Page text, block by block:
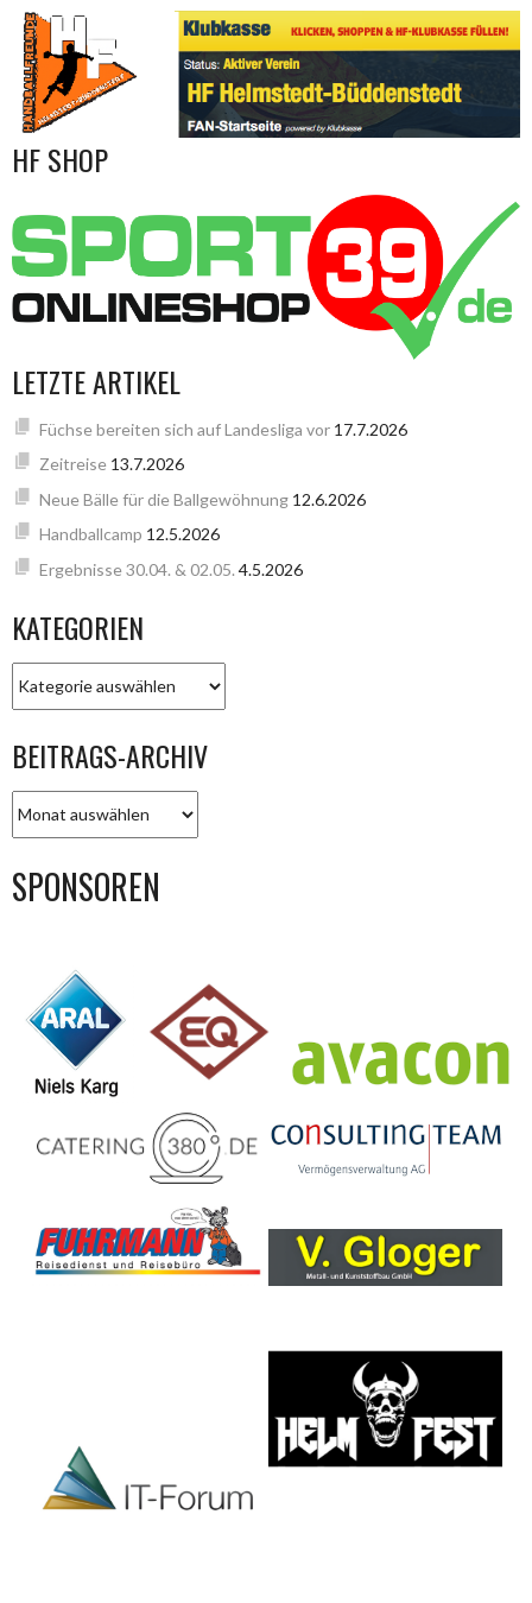
HF SHOP
LETZTE ARTIKEL
Füchse bereiten sich auf Landesliga vor 17.7.2026
Zeitreise 13.7.2026
Neue Bälle für die Ballgewöhnung 12.6.2026
Handballcamp 12.5.2026
Ergebnisse 30.04. & 02.05. 4.5.2026
KATEGORIEN
BEITRAGS-ARCHIV
ARCHIV
SPONSOREN